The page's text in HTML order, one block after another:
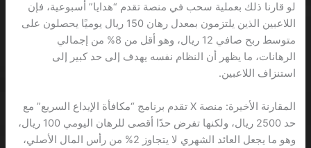
لو قارنا ذلك بعملية سحب في منصة تقدم “هدايا” أسبوعية، فإن
اللاعبين الذين يلتزمون بمعدل رهان 150 ريال يوميًا يحصلون على
متوسط ربح صافي 12 ريال، وهو أقل من 8% من إجمالي
الرهانات، ما يظهر أن النظام نفسه يهدف إلى حد كبير إلى
استنزاف اللاعبين.
المقارنة الأخيرة: منصة X تقدم برنامج “مكافأة الإيداع السريع” مع
حد 2500 ريال، ولكنها تفرض حدًا أقصى للرهان اليومي 100 ريال،
وهو ما يجعل العائد الشهري لا يتجاوز 2% من رأس المال الأصلي،